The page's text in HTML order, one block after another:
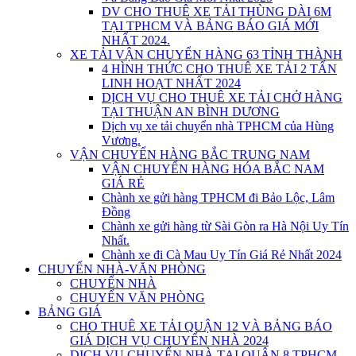
DV CHO THUÊ XE TẢI THÙNG DÀI 6M
TẠI TPHCM VÀ BẢNG BÁO GIÁ MỚI
NHẤT 2024.
XE TẢI VẬN CHUYỂN HÀNG 63 TỈNH THÀNH
4 HÌNH THỨC CHO THUÊ XE TẢI 2 TẤN
LINH HOẠT NHẤT 2024
DỊCH VỤ CHO THUÊ XE TẢI CHỞ HÀNG
TẠI THUẬN AN BÌNH DƯƠNG
Dịch vụ xe tải chuyển nhà TPHCM của Hùng
Vương.
VẬN CHUYỂN HÀNG BẮC TRUNG NAM
VẬN CHUYỂN HÀNG HÓA BẮC NAM
GIÁ RẺ
Chành xe gửi hàng TPHCM đi Bảo Lộc, Lâm
Đồng
Chành xe gửi hàng từ Sài Gòn ra Hà Nội Uy Tín
Nhất.
Chành xe đi Cà Mau Uy Tín Giá Rẻ Nhất 2024
CHUYỂN NHÀ-VĂN PHÒNG
CHUYỂN NHÀ
CHUYỂN VĂN PHÒNG
BẢNG GIÁ
CHO THUÊ XE TẢI QUẬN 12 VÀ BẢNG BÁO
GIÁ DỊCH VỤ CHUYỂN NHÀ 2024